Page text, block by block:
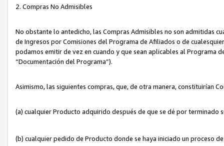
2. Compras No Admisibles
No obstante lo antedicho, las Compras Admisibles no son admitidas
de Ingresos por Comisiones del Programa de Afiliados o de
podamos emitir de vez en cuando y que sean aplicables al Programa
“Documentación del Programa”).
Asimismo, las siguientes compras, que, de otra manera, constituirían
(a) cualquier Producto adquirido después de que se dé por terminado
(b) cualquier pedido de Producto donde se haya iniciado un proceso